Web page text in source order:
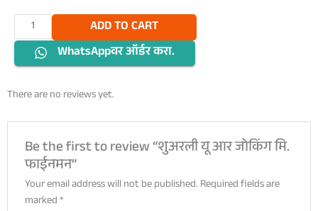
शुअरली
यू
जोकिंग
मि.
फाईनमन
quantity
ADD TO CART
WhatsAppवर ऑर्डर करा.
There are no reviews yet.
Be the first to review “शुअरली यू आर जोकिंग मि.
फाईनमन”
Your email address will not be published. Required fields are
marked*